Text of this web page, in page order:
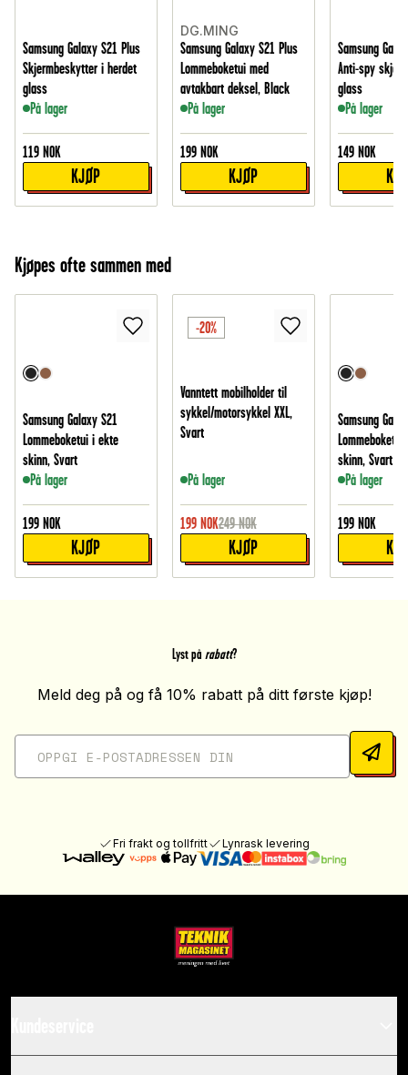
Samsung Galaxy S21 Plus
Skjermbeskytter i herdet
glass
På lager
119 NOK
KJØP
DG.MING
Samsung Galaxy S21 Plus
Lommeboketui med
avtakbart deksel, Black
På lager
199 NOK
KJØP
Samsung
Anti-spy
glass
På lager
149 NOK
Kjøpes ofte sammen med
Samsung Galaxy S21
Lommeboketui i ekte
skinn, Svart
På lager
199 NOK
KJØP
-20%
Vanntett mobilholder til
sykkel/motorsykkel XXL,
Svart
På lager
199 NOK249 NOK
KJØP
Samsung
skinn, Svart
På lager
199 NOK
Lyst på rabatt?
Meld deg på og få 10% rabatt på ditt første kjøp!
Fri frakt og tollfritt Lynrask levering